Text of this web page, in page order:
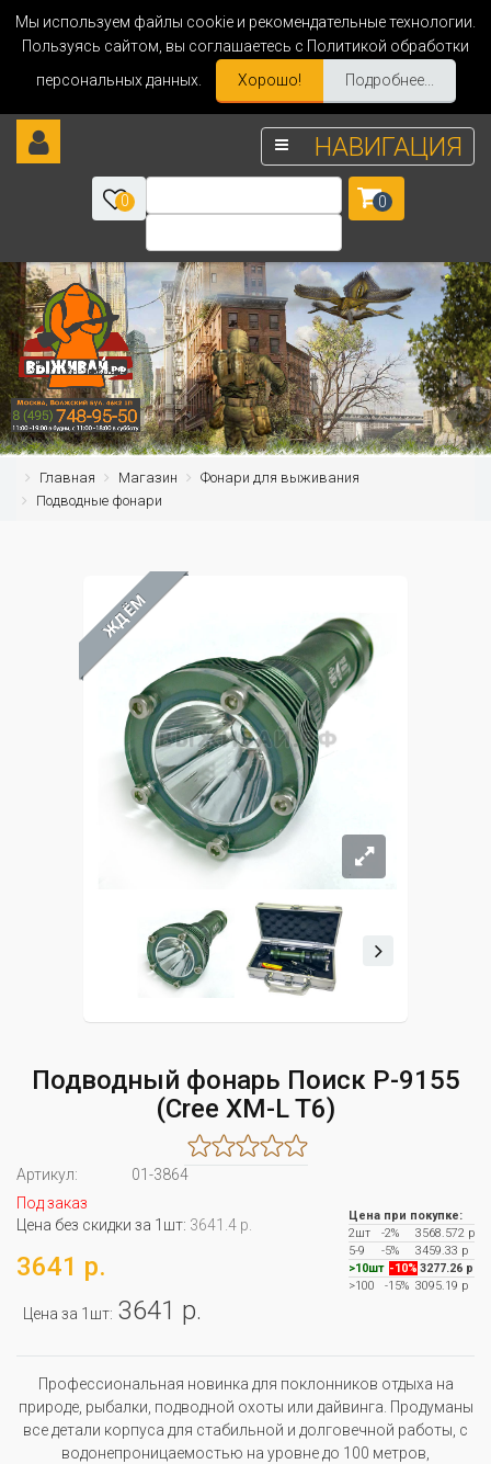
Мы используем файлы cookie и рекомендательные технологии.
Пользуясь сайтом, вы соглашаетесь с Политикой обработки
персональных данных.
Хорошо! Подробнее...
НАВИГАЦИЯ
0 0
Главная Магазин
Фонари для выживания
Подводные фонари
ЖДЁМ
Подводный фонарь Поиск P-9155
(Cree XM-L T6)
Артикул:
01-3864
Под заказ
Цена без скидки за 1шт: 3641.4 р.
3641 р.
Цена за 1шт: 3641 р.
Цена при покупке:
2шт
-2%
3568.572 р
5-9
-5%
3459.33 р
>10шт -10% 3277.26 р
>100
-15% 3095.19 р
Профессиональная новинка для поклонников отдыха на
природе, рыбалки, подводной охоты или дайвинга. Продуманы
все детали корпуса для стабильной и долговечной работы, с
водонепроницаемостью на уровне до 100 метров,